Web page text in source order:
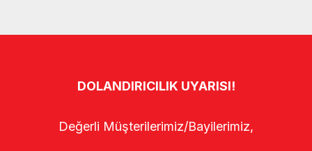
DOLANDIRICILIK UYARISI!
Değerli Müşterilerimiz/Bayilerimiz,